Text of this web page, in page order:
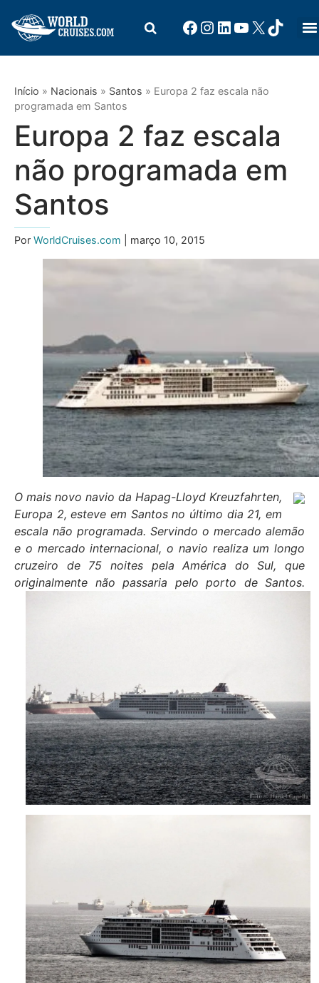
Início » Nacionais » Santos » Europa 2 faz escala não
programada em Santos
Europa 2 faz escala
não programada em
Santos
Por WorldCruises.com | março 10, 2015
O mais novo navio da Hapag-Lloyd Kreuzfahrten,
Europa 2, esteve em Santos no último dia 21, em
escala não programada. Servindo o mercado alemão
e o mercado internacional, o navio realiza um longo
cruzeiro de 75 noites pela América do Sul, que
originalmente não passaria pelo porto de Santos.